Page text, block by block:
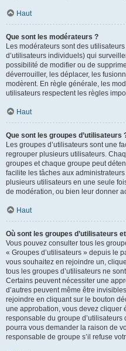
Haut
Que sont les modérateurs ?
Les modérateurs sont des
d’utilisateurs individuels) qui
possibilité de modifier ou de
déverrouiller, les déplacer, les
modèrent. En règle générale, les
utilisateurs respectent les règles
Haut
Que sont les groupes d’utilisateurs
Les groupes d’utilisateurs sont une
regrouper plusieurs utilisateurs.
groupes et chaque groupe peut
facilite les tâches aux
plusieurs utilisateurs en une seule
de modération, ou bien leur donner
Haut
Où sont les groupes d’utilisateurs
Vous pouvez consulter tous les
« Groupes d’utilisateurs » depuis le
vous souhaitez en rejoindre un,
tous les groupes d’utilisateurs ne
Certains peuvent nécessiter une
d’autres peuvent même être
rejoindre en cliquant sur le bouton
une approbation, vous devez cliquer
responsable du groupe
pourra vous demander la raison de
responsable de groupe s’il refuse